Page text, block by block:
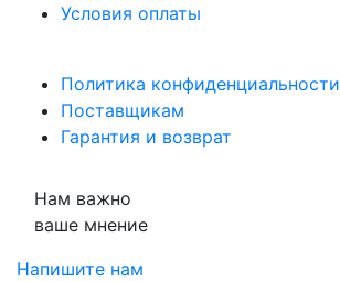
Условия оплаты
Политика конфиденциальности
Поставщикам
Гарантия и возврат
Нам важно
ваше мнение
Напишите нам